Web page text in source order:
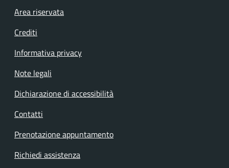
Footer menu
Area riservata
Crediti
Informativa privacy
Note legali
Dichiarazione di accessibilità
Contatti
Prenotazione appuntamento
Richiedi assistenza